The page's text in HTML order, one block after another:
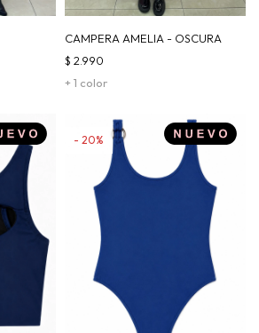
CAMPERA AMELIA - OSCURA
+ 1 color
$ 2.990
20